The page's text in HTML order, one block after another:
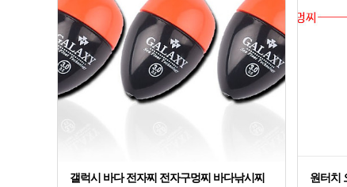
갤럭시 바다 전자찌 전자구멍찌 바다낚시찌
원터치